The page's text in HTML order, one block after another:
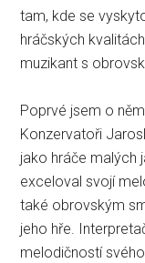
tam, kde se
hráčských
muzikant s
Poprvé jsem o
Konzervatoři
jako hráče malých
exceloval svojí
také obrovským
jeho hře.
melodičností